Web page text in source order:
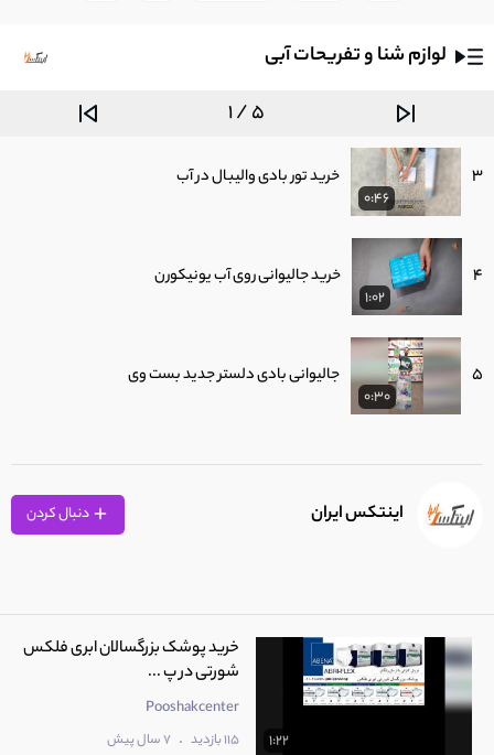
لوازم شنا و تفریحات آبی
1 / 5
3
0:46
خرید تور بادی والیبال در آب
4
1:02
خرید جالیوانی روی آب یونیکورن
5
0:30
جالیوانی بادی دلستر جدید بست وی
اینتکس ایران
1:22
خرید پوشک بزرگسالان ابری فلکس
شورتی در پ ...
Pooshakcenter
115 بازدید . 7 سال پیش